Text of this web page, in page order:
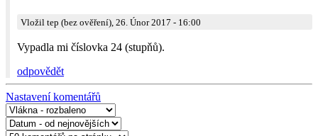
Vložil tep (bez ověření), 26. Únor 2017 - 16:00
Vypadla mi číslovka 24 (stupňů).
odpovědět
Nastavení komentářů